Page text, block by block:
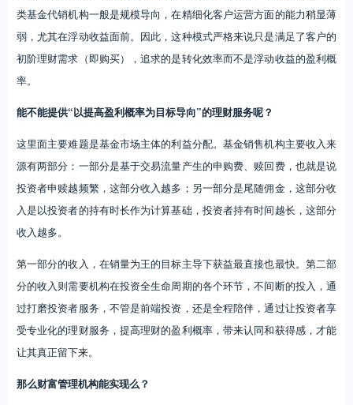
类基金代销机构一般是规模导向，在精细化客户运营方面的能力稍显薄
弱，尤其在浮动收益面前。因此，这种模式严格来说只是满足了客户的
初阶理财需求（即购买），追求的是转化效率而不是浮动收益的盈利概
率。
能不能提供“以提高盈利概率为目标导向”的理财服务呢？
这里面主要难题是基金市场主体的利益分配。基金销售机构主要收入来
源有两部分：一部分是基于交易流量产生的申购费、赎回费，也就是说
投资者申赎越频繁，这部分收入越多；另一部分是尾随佣金，这部分收
入是以投资者的持有时长作为计算基础，投资者持有时间越长，这部分
收入越多。
第一部分的收入，在销量为王的目标主导下获益最直接也最快。第二部
分的收入则需要机构在投资全生命周期的各个环节，不间断的投入，通
过打磨投资者服务，不管是前端投资，还是全程陪伴，通过让投资者享
受专业化的理财服务，提高理财的盈利概率，带来认同和获得感，才能
让其真正留下来。
那么财富管理机构能实现么？